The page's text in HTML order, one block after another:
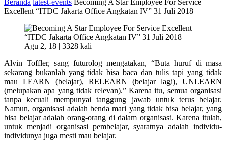
Beranda latest-events Becoming A Star Employee For Service
Excellent “ITDC Jakarta Office Angkatan IV” 31 Juli 2018
Agu 2, 18 | 3328 kali
Alvin Toffler, sang futurolog mengatakan, “Buta huruf di masa
sekarang bukanlah yang tidak bisa baca dan tulis tapi yang tidak
mau LEARN (belajar), RELEARN (belajar lagi), UNLEARN
(melupakan apa yang tidak relevan).” Karena itu, semua organisasi
tanpa kecuali mempunyai tanggung jawab untuk terus belajar.
Namun, organisasi adalah benda mari yang tidak bisa belajar, yang
bisa belajar adalah orang-orang di dalam organisasi. Karena itulah,
untuk menjadi organisasi pembelajar, syaratnya adalah individu-
individunya juga mesti mau belajar.